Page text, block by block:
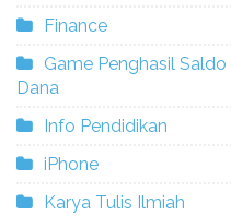
Finance
Game Penghasil Saldo
Dana
Info Pendidikan
iPhone
Karya Tulis Ilmiah